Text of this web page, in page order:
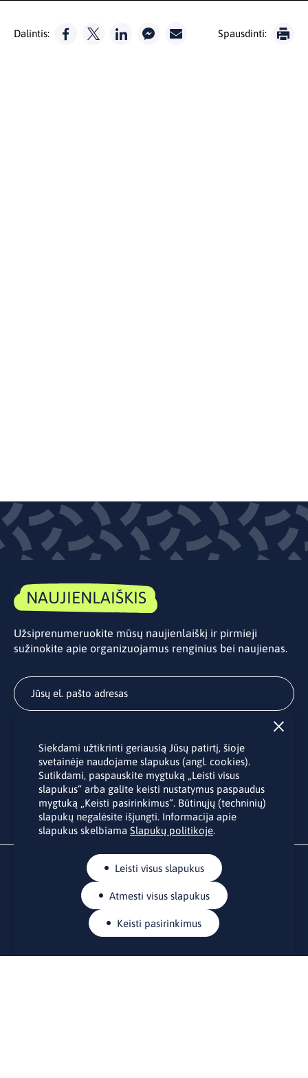
Dalintis: Spausdinti:
NAUJIENLAIŠKIS
Užsiprenumeruokite mūsų naujienlaiškį ir pirmieji
sužinokite apie organizuojamus renginius bei naujienas.
Užsakydami LINO biuro naujienlaiškį Jūs sutinkate su Jūsų
asmens duomenų tvarkymu pateiktu “Privatumo politikoje
Siekdami užtikrinti geriausią Jūsų patirtį, šioje
svetainėje naudojame slapukus (angl. cookies).
Sutikdami, paspauskite mygtuką „Leisti visus
slapukus“ arba galite keisti nustatymus paspaudus
mygtuką „Keisti pasirinkimus“. Būtinųjų (techninių)
slapukų negalėsite išjungti. Informacija apie
slapukus skelbiama Slapukų politikoje.
Leisti visus slapukus
Atmesti visus slapukus
Keisti pasirinkimus